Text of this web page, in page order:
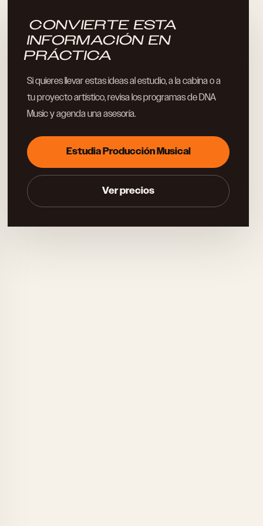
CONVIERTE ESTA
INFORMACIÓN EN
PRÁCTICA
Si quieres llevar estas ideas al estudio, a la cabina o a
tu proyecto artístico, revisa los programas de DNA
Music y agenda una asesoría.
Estudia Producción Musical
Ver precios